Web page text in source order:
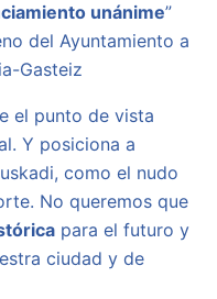
unánime”
del Ayuntamiento a
Gasteiz
el punto de vista
Y posiciona a
como el nudo
No queremos que
para el futuro y
ciudad y de